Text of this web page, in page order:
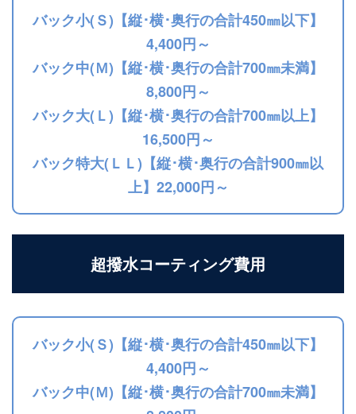
バック小(Ｓ)【縦･横･奥行の合計450㎜以下】
4,400円～
バック中(Ｍ)【縦･横･奥行の合計700㎜未満】
8,800円～
バック大(Ｌ)【縦･横･奥行の合計700㎜以上】
16,500円～
バック特大(ＬＬ)【縦･横･奥行の合計900㎜以
上】22,000円～
超撥水コーティング費用
バック小(Ｓ)【縦･横･奥行の合計450㎜以下】
4,400円～
バック中(Ｍ)【縦･横･奥行の合計700㎜未満】